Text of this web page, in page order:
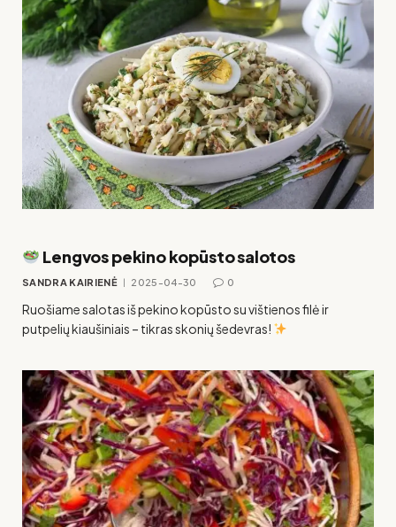
Lengvos pekino kopūsto salotos
SANDRA KAIRIENĖ 2025-04-30 0
Ruošiame salotas iš pekino kopūsto su vištienos filė ir
putpelių kiaušiniais – tikras skonių šedevras!